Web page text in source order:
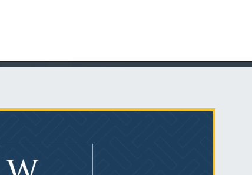
Talco en polvo